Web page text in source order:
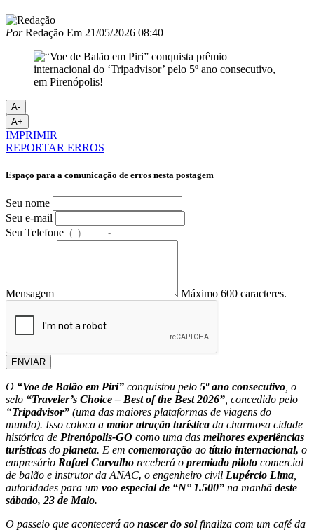
PorRedação Em 21/05/2026 08:40
A-
A+
IMPRIMIR
REPORTAR ERROS
Espaço para a comunicação de erros nesta postagem
Seu nome
Seu e-mail
Seu Telefone
Mensagem Máximo 600 caracteres.
ENVIAR
O “Voe de Balão em Piri” conquistou pelo 5º ano consecutivo , o
selo “Traveler’s Choice – Best of the Best 2026” , concedido pelo
“Tripadvisor” (uma das maiores plataformas de viagens do
mundo). Isso coloca a maior atração turística da charmosa cidade
histórica de Pirenópolis-GO como uma das melhores experiências
turísticas do planeta. E em comemoração ao título internacional, o
empresário Rafael Carvalho receberá o premiado piloto comercial
de balão e instrutor da ANAC, o engenheiro civil Lupércio Lima
autoridades para um voo especial de “N° 1.500” na manhã deste
sábado, 23 de Maio.
O passeio que acontecerá ao nascer do sol finaliza com um café da